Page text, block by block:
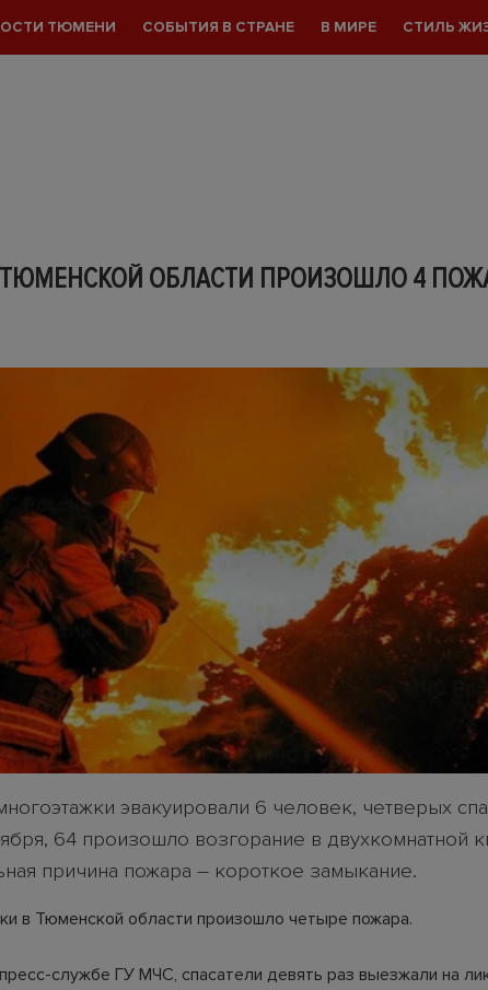
ТЮМЕНИ СОБЫТИЯ В СТРАНЕ В МИРЕ СТИЛЬ
ТЮМЕНСКОЙ ОБЛАСТИ ПРОИЗОШЛО 4
эвакуировали 6 человек, четверых
64 произошло возгорание в двухкомнатной
причина пожара – короткое замыкание.
в Тюменской области произошло четыре пожара.
службе ГУ МЧС, спасатели девять раз выезжали на